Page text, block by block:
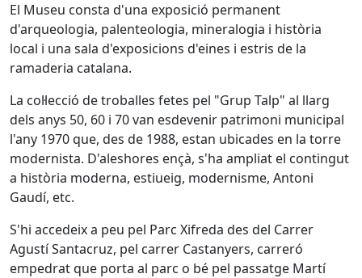
El Museu consta d'una exposició permanent
d'arqueologia, palenteologia, mineralogia i història
local i una sala d'exposicions d'eines i estris de la
ramaderia catalana.
La col·lecció de troballes fetes pel "Grup Talp" al llarg
dels anys 50, 60 i 70 van esdevenir patrimoni municipal
l'any 1970 que, des de 1988, estan ubicades en la torre
modernista. D'aleshores ençà, s'ha ampliat el contingut
a història moderna, estiueig, modernisme, Antoni
Gaudí, etc.
S'hi accedeix a peu pel Parc Xifreda des del Carrer
Agustí Santacruz, pel carrer Castanyers, carreró
empedrat que porta al parc o bé pel passatge Martí